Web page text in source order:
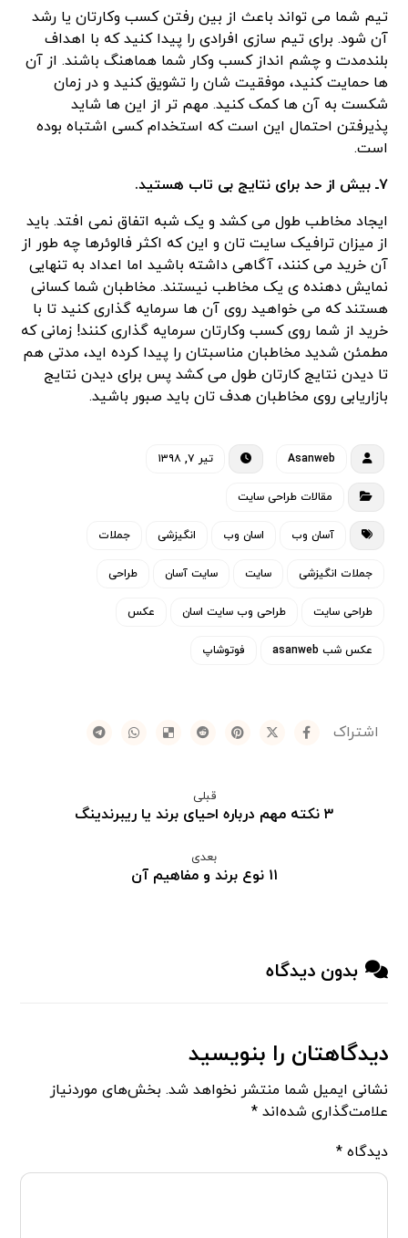
تیم شما می تواند باعث از بین رفتن کسب وکارتان یا رشد
آن شود. برای تیم سازی افرادی را پیدا کنید که با اهداف
بلندمدت و چشم انداز کسب وکار شما هماهنگ باشند. از آن
ها حمایت کنید، موفقیت شان را تشویق کنید و در زمان
شکست به آن ها کمک کنید. مهم تر از این ها شاید
پذیرفتن احتمال این است که استخدام کسی اشتباه بوده
است.
۷ـ بیش از حد برای نتایج بی تاب هستید.
ایجاد مخاطب طول می کشد و یک شبه اتفاق نمی افتد. باید
از میزان ترافیک سایت تان و این که اکثر فالوئرها چه طور از
آن خرید می کنند، آگاهی داشته باشید اما اعداد به تنهایی
نمایش دهنده ی یک مخاطب نیستند. مخاطبان شما کسانی
هستند که می خواهید روی آن ها سرمایه گذاری کنید تا با
خرید از شما روی کسب وکارتان سرمایه گذاری کنند! زمانی که
مطمئن شدید مخاطبان مناسبتان را پیدا کرده اید، مدتی هم
تا دیدن نتایج کارتان طول می کشد پس برای دیدن نتایج
بازاریابی روی مخاطبان هدف تان باید صبور باشید.
Asanweb تیر ۷, ۱۳۹۸
مقالات طراحی سایت
آسان وب اسان وب انگیزشی جملات
جملات انگیزشی سایت سایت آسان طراحی
طراحی سایت طراحی وب سایت اسان عکس
عکس شب asanweb فوتوشاپ
قبلی
۳ نکته مهم درباره احیای برند یا ریبرندینگ
بعدی
۱۱ نوع برند و مفاهیم آن‌
بدون دیدگاه
دیدگاهتان را بنویسید
نشانی ایمیل شما منتشر نخواهد شد. بخش‌های موردنیاز
علامت‌گذاری شده‌اند*
دیدگاه*